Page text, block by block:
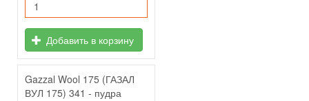
Добавить в корзину
Gazzal Wool 175 (ГАЗАЛ
ВУЛ 175) 341 - пудра